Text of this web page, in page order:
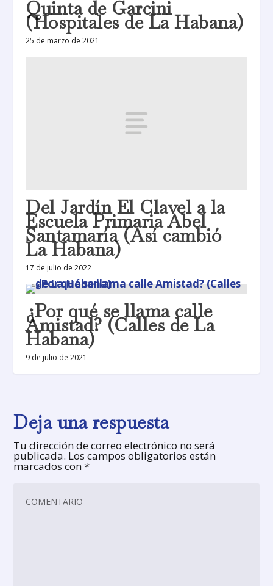
Quinta de Garcini
(Hospitales de La Habana)
25 de marzo de 2021
Del Jardín El Clavel a la
Escuela Primaria Abel
Santamaría (Así cambió
La Habana)
17 de julio de 2022
¿Por qué se llama calle
Amistad? (Calles de La
Habana)
9 de julio de 2021
Deja una respuesta
Tu dirección de correo electrónico no será
publicada. Los campos obligatorios están
marcados con*